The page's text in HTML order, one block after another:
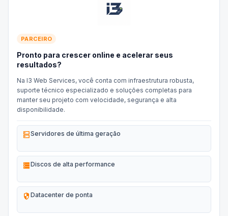
PARCEIRO
Pronto para crescer online e acelerar seus
resultados?
Na I3 Web Services, você conta com infraestrutura robusta,
suporte técnico especializado e soluções completas para
manter seu projeto com velocidade, segurança e alta
disponibilidade.
dnsServidores de última geração
storageDiscos de alta performance
security Datacenter de ponta